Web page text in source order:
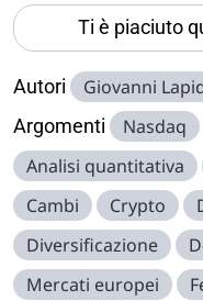
Ti è piaciuto
Autori Giovanni
Argomenti Nasdaq
Analisi quantitativa
Cambi
Crypto
Diversificazione
Mercati europei